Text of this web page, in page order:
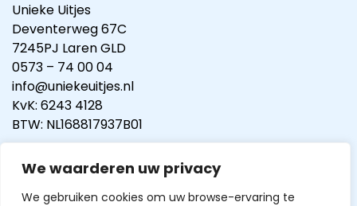
We waarderen uw privacy
We gebruiken cookies om uw browse-ervaring te
Unieke Uitjes
Deventerweg 67C
7245PJ Laren GLD
0573 – 74 00 04
info@uniekeuitjes.nl
KvK: 6243 4128
BTW: NL168817937B01
0573 74 00 04
info@kanoverhuuroost.nl